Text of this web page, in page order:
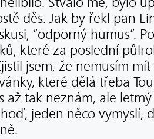
děs. Jak by řekl pan
“odporný humus”.
které za poslední
jsem, že nemusím
které dělá třeba
až tak neznám, ale
jeden něco vymyslí,